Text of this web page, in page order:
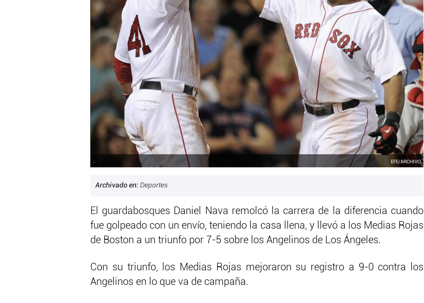
. EFE/ARCHIVO
Archivado en: Deportes
El guardabosques Daniel Nava remolcó la carrera de la diferencia cuando
fue golpeado con un envío, teniendo la casa llena, y llevó a los Medias Rojas
de Boston a un triunfo por 7-5 sobre los Angelinos de Los Ángeles.
Con su triunfo, los Medias Rojas mejoraron su registro a 9-0 contra los
Angelinos en lo que va de campaña.